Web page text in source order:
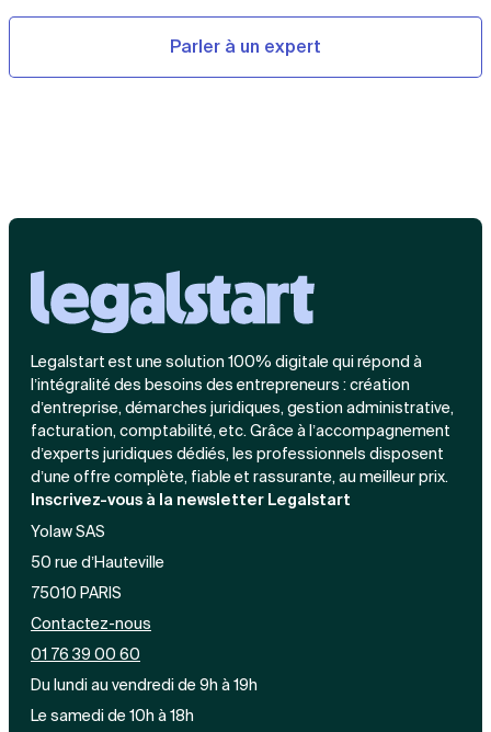
Parler à un expert
Legalstart est une solution 100% digitale qui répond à
l’intégralité des besoins des entrepreneurs : création
d’entreprise, démarches juridiques, gestion administrative,
facturation, comptabilité, etc. Grâce à l’accompagnement
d’experts juridiques dédiés, les professionnels disposent
d’une offre complète, fiable et rassurante, au meilleur prix.
Inscrivez-vous à la newsletter Legalstart
Yolaw SAS
50 rue d’Hauteville
75010 PARIS
Contactez-nous
01 76 39 00 60
Du lundi au vendredi de 9h à 19h
Le samedi de 10h à 18h